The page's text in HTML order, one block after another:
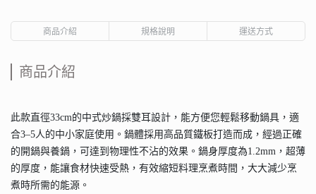
商品介紹 規格說明 運送方式
商品介紹
此款直徑33cm的中式炒鍋採雙耳設計，能方便您輕鬆移動鍋具，適
合3–5人的中小家庭使用。鍋體採用高品質鐵板打造而成，經過正確
的開鍋與養鍋，可達到物理性不沾的效果。鍋身厚度為1.2mm，超薄
的厚度，能讓食材快速受熱，有效縮短料理烹煮時間，大大減少烹
煮時所需的能源。